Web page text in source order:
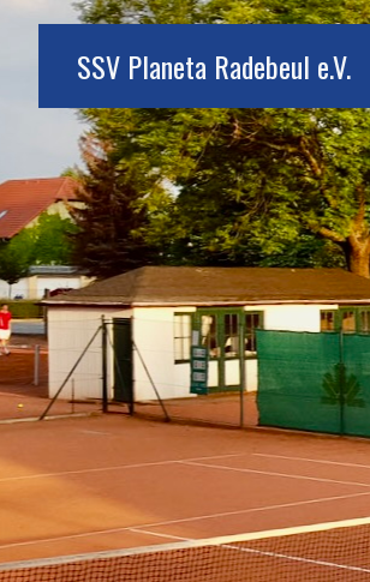
SSV Planeta Radebeul e.V.